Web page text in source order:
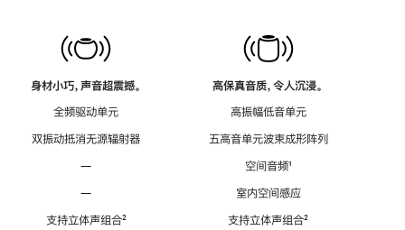
身材小巧，声音超震撼。
全频驱动单元
双振动抵消无源辐射器
—
—
支持立体声组合脚
²
高保真音质，令人沉浸。
高振幅低音单元
五高音单元波束成形阵列
空间音频脚
¹
室内空间感应
支持立体声组合脚
²